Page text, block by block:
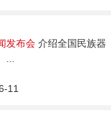
发布会 介绍全国民族器
11